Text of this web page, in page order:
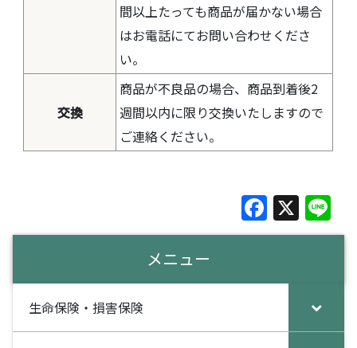
間以上たっても商品が届かない場合
はお電話にてお問い合わせくださ
い。
交換
商品が不良品の場合、商品到着後2
週間以内に限り交換いたしますので
ご連絡ください。
F
a
e
o
X Li
n
メニュー
生命保険・損害保険